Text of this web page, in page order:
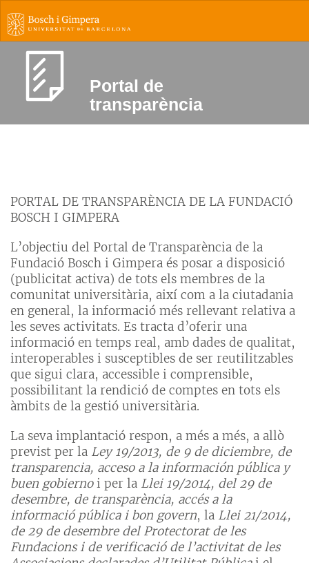
Portal de
transparència
PORTAL DE TRANSPARÈNCIA DE LA FUNDACIÓ
BOSCH I GIMPERA
L’objectiu del Portal de Transparència de la
Fundació Bosch i Gimpera és posar a disposició
(publicitat activa) de tots els membres de la
comunitat universitària, així com a la ciutadania
en general, la informació més rellevant relativa a
les seves activitats. Es tracta d’oferir una
informació en temps real, amb dades de qualitat,
interoperables i susceptibles de ser reutilitzables
que sigui clara, accessible i comprensible,
possibilitant la rendició de comptes en tots els
àmbits de la gestió universitària.
La seva implantació respon, a més a més, a allò
previst per la Ley 19/2013, de 9 de diciembre, de
transparencia, acceso a la información pública y
buen gobiernoi per la Llei 19/2014, del 29 de
desembre, de transparència, accés a la
informació pública i bon govern, la Llei 21/2014,
de 29 de desembre del Protectorat de les
Fundacions i de verificació de l’activitat de les